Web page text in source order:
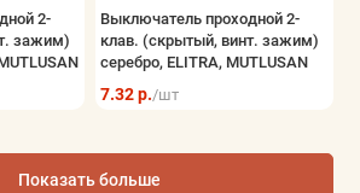
2-
зажим)
Выключатель проходной 2-
клав. (скрытый, винт. зажим)
серебро, ELITRA, MUTLUSAN
7.32 р./шт
Показать больше